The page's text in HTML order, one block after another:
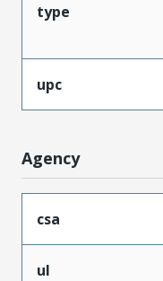
type
upc
Agency
csa
ul